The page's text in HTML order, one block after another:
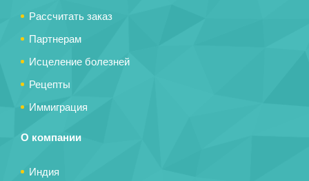
Рассчитать заказ
Партнерам
Исцеление болезней
Рецепты
Иммиграция
О компании
Индия